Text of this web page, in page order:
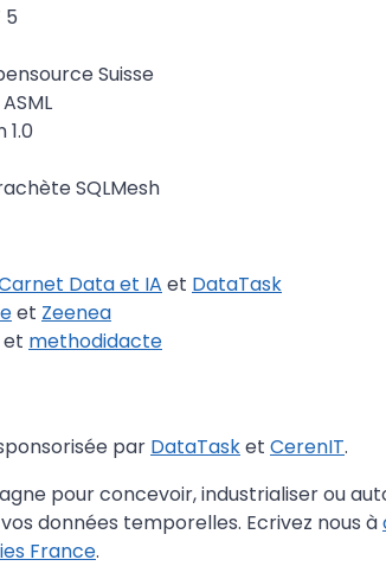
5
Suisse
1.0
SQLMesh
Data et IA et DataTask
et Zeenea
et methodidacte
par DataTasket CerenIT.
pour concevoir, industrialiser ou
données temporelles. Ecrivez nous à
France.